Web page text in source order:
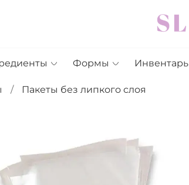
Формы Инвентарь
Пакеты без липкого слоя